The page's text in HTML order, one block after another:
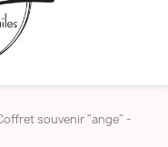
souvenir "ange" -